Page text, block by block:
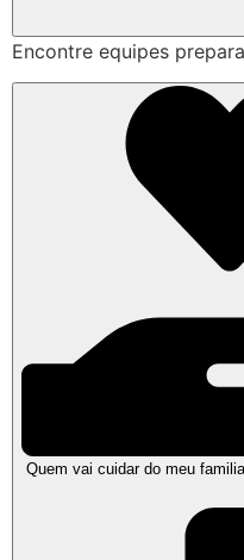
Encontre equipes
Quem vai cuidar do meu